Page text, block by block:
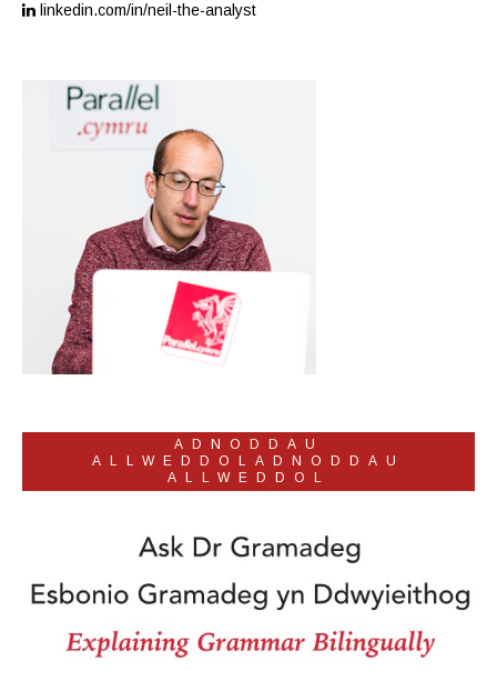
linkedin.com/in/neil-the-analyst
ADNODDAU
ALLWEDDOLADNODDAU
ALLWEDDOL